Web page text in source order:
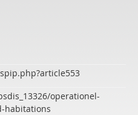
spip.php?article553
operationel-
habitations